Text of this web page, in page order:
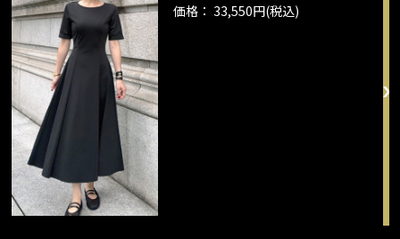
価格： 33,550円(税込)